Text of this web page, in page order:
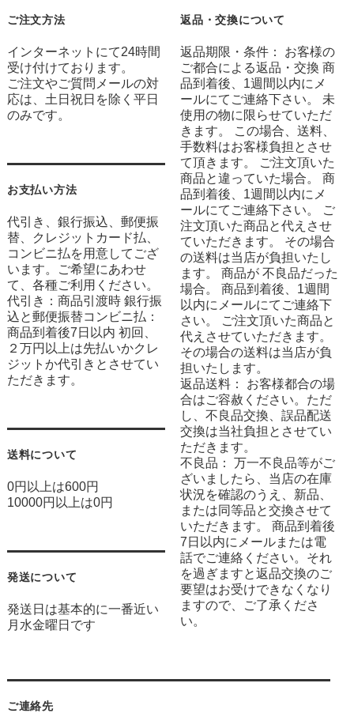
ご注文方法
インターネットにて24時間
受け付けております。
ご注文やご質問メールの対
応は、土日祝日を除く平日
のみです。
お支払い方法
代引き、銀行振込、郵便振
替、クレジットカード払、
コンビニ払を用意してござ
います。ご希望にあわせ
て、各種ご利用ください。
代引き：商品引渡時 銀行振
込と郵便振替コンビニ払：
商品到着後7日以内 初回、
２万円以上は先払いかクレ
ジットか代引きとさせてい
ただきます。
送料について
0円以上は600円
10000円以上は0円
発送について
発送日は基本的に一番近い
月水金曜日です
返品・交換について
返品期限・条件： お客様の
ご都合による返品・交換 商
品到着後、1週間以内にメ
ールにてご連絡下さい。 未
使用の物に限らせていただ
きます。 この場合、送料、
手数料はお客様負担とさせ
て頂きます。 ご注文頂いた
商品と違っていた場合。 商
品到着後、1週間以内にメ
ールにてご連絡下さい。 ご
注文頂いた商品と代えさせ
ていただきます。 その場合
の送料は当店が負担いたし
ます。 商品が 不良品だった
場合。 商品到着後、1週間
以内にメールにてご連絡下
さい。 ご注文頂いた商品と
代えさせていただきます。
その場合の送料は当店が負
担いたします。
返品送料： お客様都合の場
合はご容赦ください。ただ
し、不良品交換、誤品配送
交換は当社負担とさせてい
ただきます。
不良品： 万一不良品等がご
ざいましたら、当店の在庫
状況を確認のうえ、新品、
または同等品と交換させて
いただきます。 商品到着後
7日以内にメールまたは電
話でご連絡ください。それ
を過ぎますと返品交換のご
要望はお受けできなくなり
ますので、ご了承くださ
い。
ご連絡先